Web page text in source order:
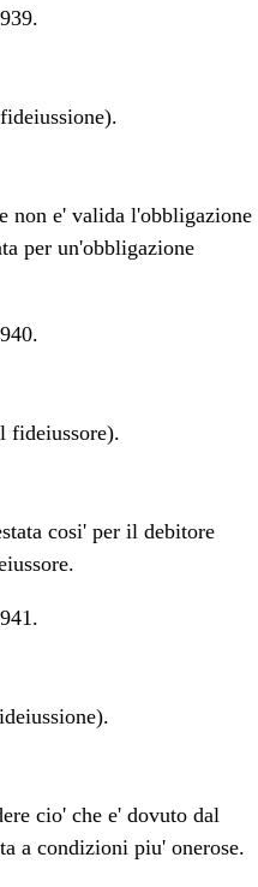
non e' valida l'obbligazione
per un'obbligazione
fideiussore).
cosi' per il debitore
cio' che e' dovuto dal
a condizioni piu' onerose.